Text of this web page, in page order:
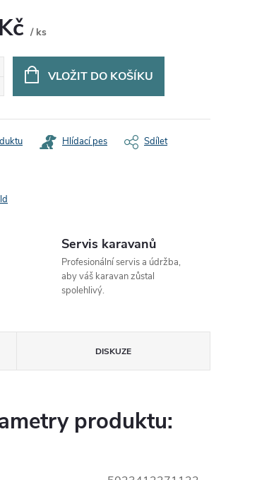
/ ks
VLOŽIT DO KOŠÍKU
Hlídací pes Sdílet
Servis karavanů
Profesionální servis a údržba,
aby váš karavan zůstal
spolehlivý.
DISKUZE
produktu: